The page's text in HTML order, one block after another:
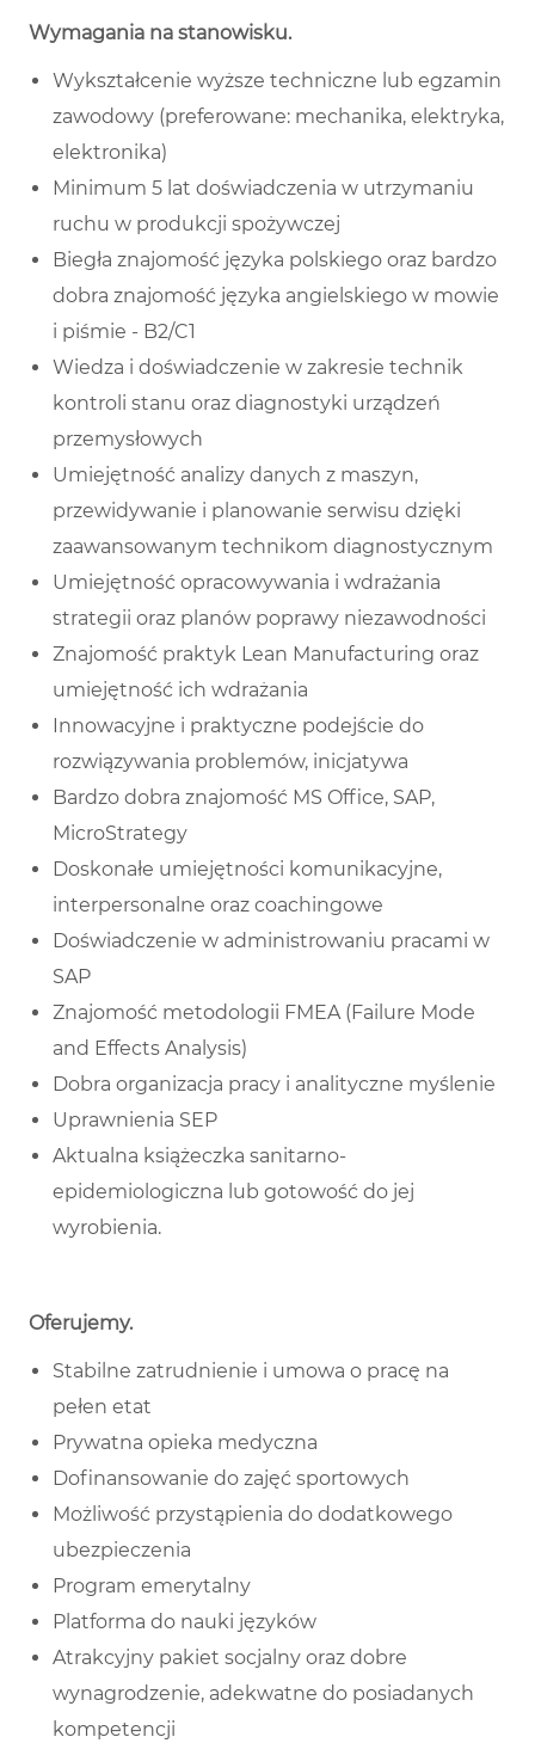
Wymagania na stanowisku.
Wykształcenie wyższe techniczne lub egzamin
zawodowy (preferowane: mechanika, elektryka,
elektronika)
Minimum 5 lat doświadczenia w utrzymaniu
ruchu w produkcji spożywczej
Biegła znajomość języka polskiego oraz bardzo
dobra znajomość języka angielskiego w mowie
i piśmie - B2/C1
Wiedza i doświadczenie w zakresie technik
kontroli stanu oraz diagnostyki urządzeń
przemysłowych
Umiejętność analizy danych z maszyn,
przewidywanie i planowanie serwisu dzięki
zaawansowanym technikom diagnostycznym
Umiejętność opracowywania i wdrażania
strategii oraz planów poprawy niezawodności
Znajomość praktyk Lean Manufacturing oraz
umiejętność ich wdrażania
Innowacyjne i praktyczne podejście do
rozwiązywania problemów, inicjatywa
Bardzo dobra znajomość MS Office, SAP,
MicroStrategy
Doskonałe umiejętności komunikacyjne,
interpersonalne oraz coachingowe
Doświadczenie w administrowaniu pracami w
SAP
Znajomość metodologii FMEA (Failure Mode
and Effects Analysis)
Dobra organizacja pracy i analityczne myślenie
Uprawnienia SEP
Aktualna książeczka sanitarno-
epidemiologiczna lub gotowość do jej
wyrobienia.
Oferujemy.
Stabilne zatrudnienie i umowa o pracę na
pełen etat
Prywatna opieka medyczna
Dofinansowanie do zajęć sportowych
Możliwość przystąpienia do dodatkowego
ubezpieczenia
Program emerytalny
Platforma do nauki języków
Atrakcyjny pakiet socjalny oraz dobre
wynagrodzenie, adekwatne do posiadanych
kompetencji